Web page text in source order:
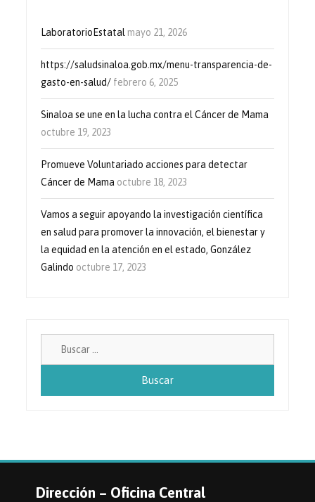
LaboratorioEstatal mayo 21, 2026
https://saludsinaloa.gob.mx/menu-transparencia-de-
gasto-en-salud/ febrero 6, 2025
Sinaloa se une en la lucha contra el Cáncer de Mama
octubre 19, 2023
Promueve Voluntariado acciones para detectar
Cáncer de Mama octubre 18, 2023
Vamos a seguir apoyando la investigación científica
en salud para promover la innovación, el bienestar y
la equidad en la atención en el estado, González
Galindo octubre 17, 2023
Dirección – Oficina Central